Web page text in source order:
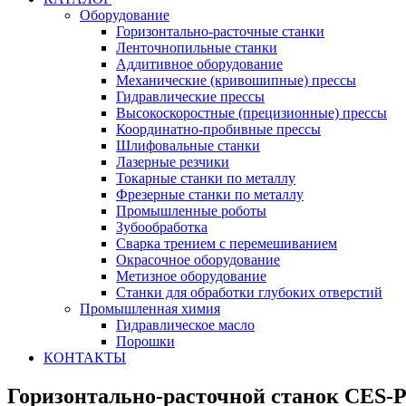
Оборудование
Горизонтально-расточные станки
Ленточнопильные станки
Аддитивное оборудование
Механические (кривошипные) прессы
Гидравлические прессы
Высокоскоростные (прецизионные) прессы
Координатно-пробивные прессы
Шлифовальные станки
Лазерные резчики
Токарные станки по металлу
Фрезерные станки по металлу
Промышленные роботы
Зубообработка
Сварка трением с перемешиванием
Окрасочное оборудование
Метизное оборудование
Станки для обработки глубоких отверстий
Промышленная химия
Гидравлическое масло
Порошки
КОНТАКТЫ
Горизонтально-расточной станок CES-